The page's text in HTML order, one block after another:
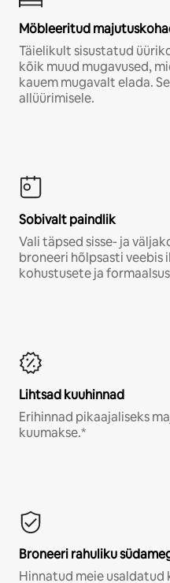
Möbleeritud
Täielikult sisustatud
kõik muud mugavused,
kauem mugavalt elada.
allüürimisele.
Sobivalt paindlik
Vali täpsed sisse- ja
broneeri hõlpsasti veebis
kohustusete ja
Lihtsad kuuhinnad
Erihinnad pikaajaliseks
kuumakse.*
Broneeri rahuliku
Hinnatud meie